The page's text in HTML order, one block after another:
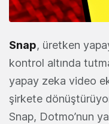
Snap, üretken
kontrol altında
yapay zeka video
şirkete
Snap, Dotmo’nun